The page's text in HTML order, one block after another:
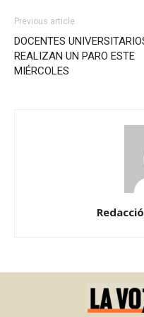
Previous article
DOCENTES
REALIZAN UN PARO ESTE
MIÉRCOLES